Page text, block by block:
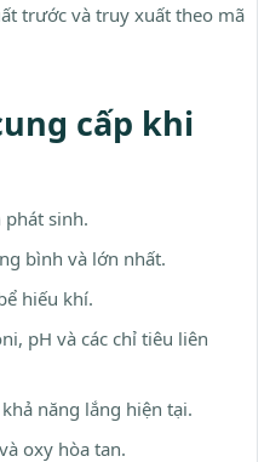
trước và truy xuất theo mã
cấp khi
sinh.
bình và lớn nhất.
hiếu khí.
pH và các chỉ tiêu liên
năng lắng hiện tại.
oxy hòa tan.